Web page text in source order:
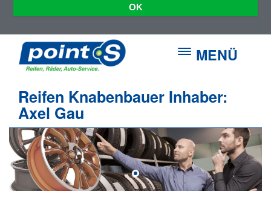
OK
MENÜ
Reifen Knabenbauer Inhaber:
Axel Gau